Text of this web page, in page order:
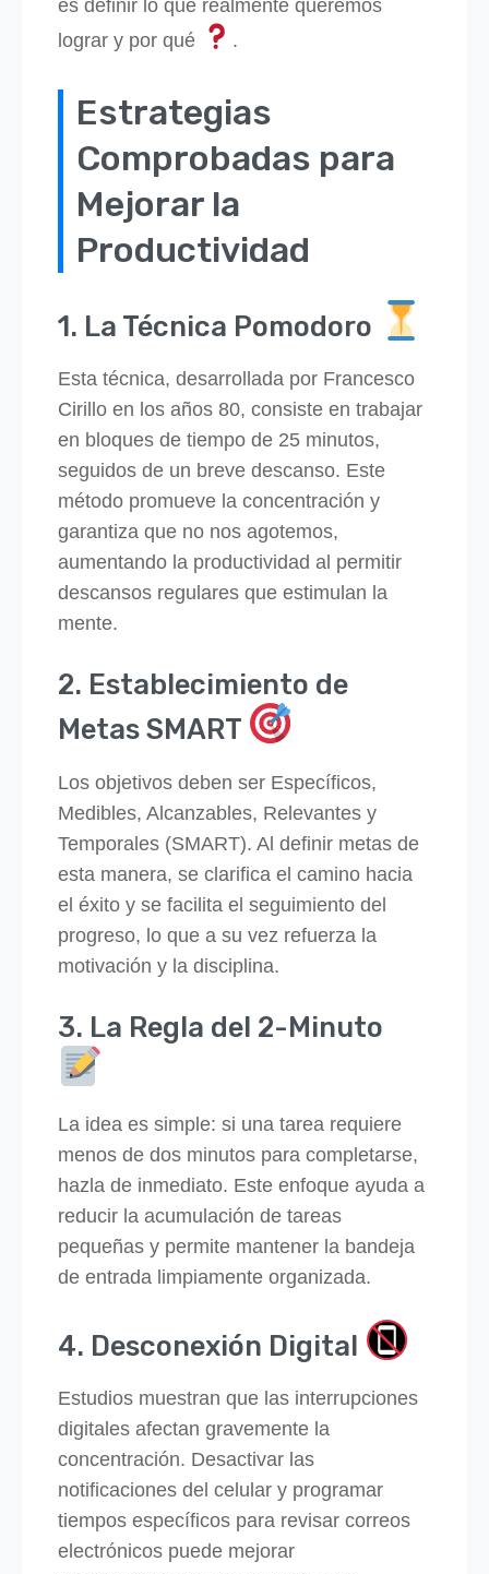
es definir lo que realmente queremos
lograr y por qué
.
Estrategias
Comprobadas para
Mejorar la
Productividad
1. La Técnica Pomodoro
Esta técnica, desarrollada por Francesco
Cirillo en los años 80, consiste en trabajar
en bloques de tiempo de 25 minutos,
seguidos de un breve descanso. Este
método promueve la concentración y
garantiza que no nos agotemos,
aumentando la productividad al permitir
descansos regulares que estimulan la
mente.
2. Establecimiento de
Metas SMART
Los objetivos deben ser Específicos,
Medibles, Alcanzables, Relevantes y
Temporales (SMART). Al definir metas de
esta manera, se clarifica el camino hacia
el éxito y se facilita el seguimiento del
progreso, lo que a su vez refuerza la
motivación y la disciplina.
3. La Regla del 2-Minuto
La idea es simple: si una tarea requiere
menos de dos minutos para completarse,
hazla de inmediato. Este enfoque ayuda a
reducir la acumulación de tareas
pequeñas y permite mantener la bandeja
de entrada limpiamente organizada.
4. Desconexión Digital
Estudios muestran que las interrupciones
digitales afectan gravemente la
concentración. Desactivar las
notificaciones del celular y programar
tiempos específicos para revisar correos
electrónicos puede mejorar